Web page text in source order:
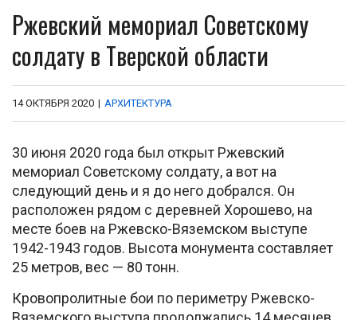
Ржевский мемориал Советскому
солдату в Тверской области
14 ОКТЯБРЯ 2020 | АРХИТЕКТУРА
30 июня 2020 года был открыт Ржевский
мемориал Советскому солдату, а вот на
следующий день и я до него добрался. Он
расположен рядом с деревней Хорошево, на
месте боев на Ржевско-Вяземском выступе
1942-1943 годов. Высота монумента составляет
25 метров, вес — 80 тонн.
Кровопролитные бои по периметру Ржевско-